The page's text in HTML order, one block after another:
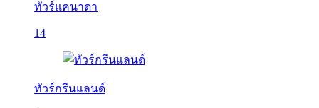
ทัวร์แคนาดา
14
ทัวร์กรีนแลนด์